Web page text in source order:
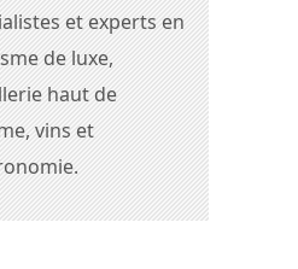
et experts en
de luxe,
haut de
vins et